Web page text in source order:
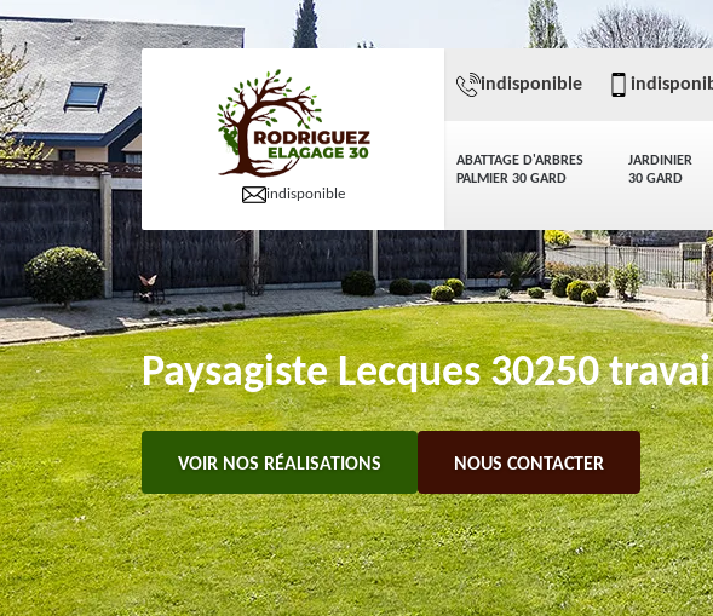
indisponible
ABATTAGE D'ARBRES
PALMIER 30 GARD
JARDINIER
30 GARD
indisponible
Paysagiste Lecques 30250
VOIR NOS RÉALISATIONS NOUS CONTACTER